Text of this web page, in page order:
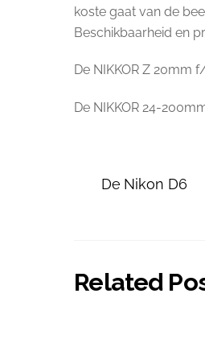
koste gaat van de
Beschikbaarheid en
De NIKKOR Z 20mm
De NIKKOR 24-
De Nikon D6
Related